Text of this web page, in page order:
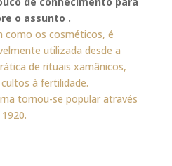
o assunto .
como os cosméticos, é
utilizada desde a
de rituais xamânicos,
à fertilidade.
tornou-se popular através